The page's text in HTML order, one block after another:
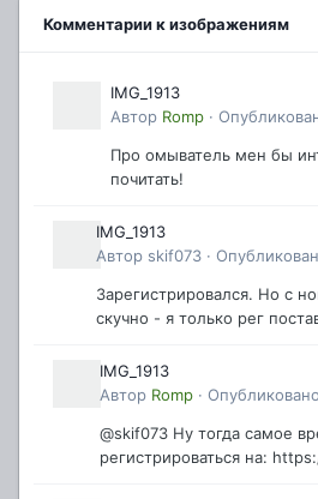
Комментарии к изображениям
IMG_1913
Автор Romp ·
Про омыватель мен бы
почитать!
IMG_1913
Автор skif073 ·
Зарегистрировался. Но с
скучно - я только рег
IMG_1913
Автор Romp ·
@skif073 Ну тогда самое
регистрироваться на: